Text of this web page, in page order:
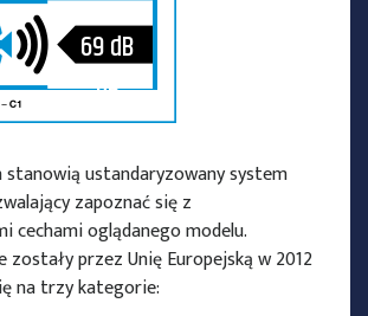
69 dB
dB
ustandaryzowany system
zapoznać się z
cechami oglądanego modelu.
zostały przez Unię Europejską w 2012
na trzy kategorie: